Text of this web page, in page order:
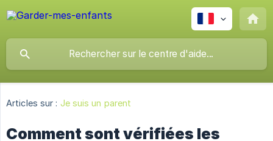
Articles sur : Je suis un parent
Comment sont vérifiées les